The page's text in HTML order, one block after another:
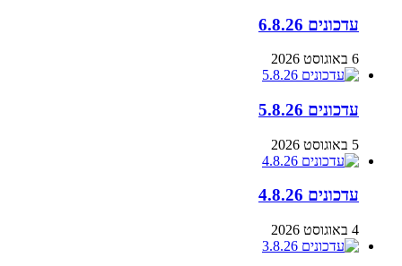
עדכונים 6.8.26
6 באוגוסט 2026
עדכונים 5.8.26
5 באוגוסט 2026
עדכונים 4.8.26
4 באוגוסט 2026